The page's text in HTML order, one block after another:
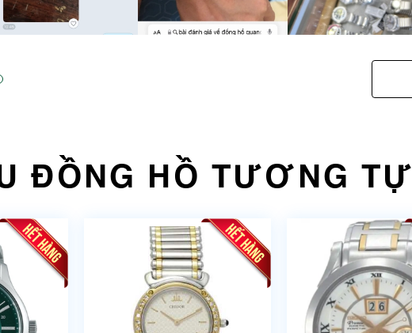
ĐỒNG HỒ TƯƠNG TỰ